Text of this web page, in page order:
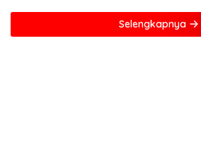
Selengkapnya